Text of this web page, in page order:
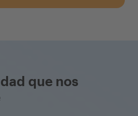
que nos